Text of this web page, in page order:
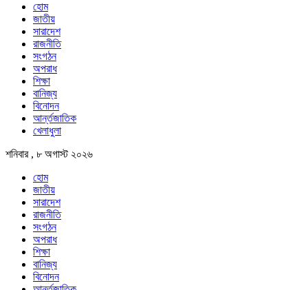
হোম
জাতীয়
সারাদেশ
রাজনীতি
সংগঠন
অপরাধ
শিক্ষা
বানিজ্য
বিনোদন
আর্ন্তজাতিক
খেলাধুলা
শনিবার , ৮ অগাস্ট ২০২৬
হোম
জাতীয়
সারাদেশ
রাজনীতি
সংগঠন
অপরাধ
শিক্ষা
বানিজ্য
বিনোদন